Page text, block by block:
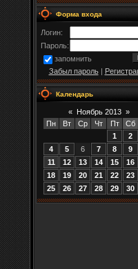
Форма входа
Логин:
Пароль:
запомнить
Забыл пароль|
Календарь
« Ноябрь 2013 »
Пн
Вт Ср Чт Пт Сб
1
2
4
5 6 7 8 9
11
12 13 14 15 16
18
19 20 21 22 23
25
26 27 28 29 30